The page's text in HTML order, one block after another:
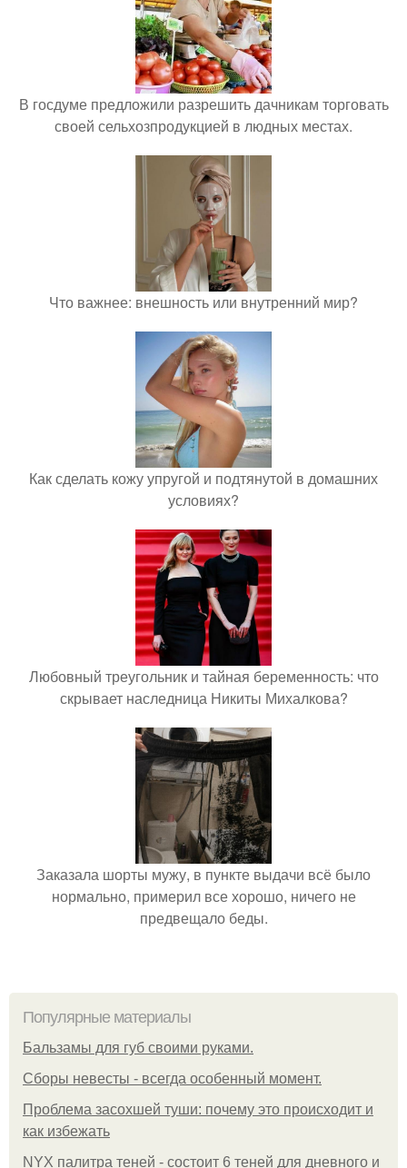
В госдуме предложили разрешить дачникам торговать
своей сельхозпродукцией в людных местах.
Что важнее: внешность или внутренний мир?
Как сделать кожу упругой и подтянутой в домашних
условиях?
Любовный треугольник и тайная беременность: что
скрывает наследница Никиты Михалкова?
Заказала шорты мужу, в пункте выдачи всё было
нормально, примерил все хорошо, ничего не
предвещало беды.
Популярные материалы
Бальзамы для губ своими руками.
Сборы невесты - всегда особенный момент.
Проблема засохшей туши: почему это происходит и
как избежать
NYX палитра теней - состоит 6 теней для дневного и